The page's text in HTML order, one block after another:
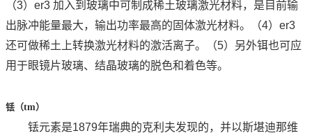
（3）er3 加入到玻璃中可制成稀土玻璃激光材料，是目前输
出脉冲能量最大，输出功率最高的固体激光材料。（4）er3
还可做稀土上转换激光材料的激活离子。（5）另外铒也可应
用于眼镜片玻璃、结晶玻璃的脱色和着色等。
铥（tm）
铥元素是1879年瑞典的克利夫发现的，并以斯堪迪那维